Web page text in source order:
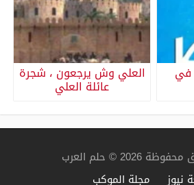
في العلي وش يرجعون ، شجرة
عائلة العلي
2026 © حلم العرب
نيوز
مجلة الموكب